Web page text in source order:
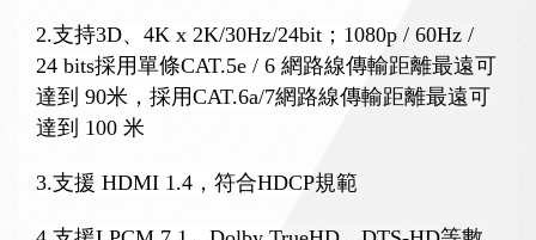
SEARCH
2.支持3D、 4K x 2K/30Hz/24bit ； 1080p / 60Hz /
24 bits採用單條CAT.5e / 6 網路線傳輸距離最遠可
達到 90米 ，採用CAT.6a/7網路線傳輸距離最遠可
達到 100 米
3.支援 HDMI 1.4 ，符合HDCP規範